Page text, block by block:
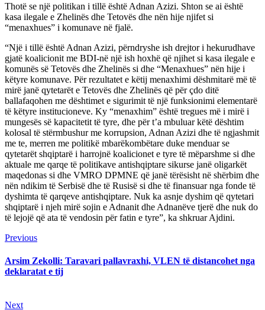
Thotë se një politikan i tillë është Adnan Azizi. Shton se ai është
kasa ilegale e Zhelinës dhe Tetovës dhe nën hije njifet si
“menaxhues” i komunave në fjalë.
“Një i tillë është Adnan Azizi, përndryshe ish drejtor i hekurudhave
gjatë koalicionit me BDI-në një ish hoxhë që njihet si kasa ilegale e
komunës së Tetovës dhe Zhelinës si dhe “Menaxhues” nën hije i
këtyre komunave. Për rezultatet e këtij menaxhimi dëshmitarë më të
mirë janë qytetarët e Tetovës dhe Zhelinës që për çdo ditë
ballafaqohen me dështimet e sigurimit të një funksionimi elementarë
të këtyre institucioneve. Ky “menaxhim” është tregues më i mirë i
mungesës së kapacitetit të tyre, dhe për t’a mbuluar këtë dështim
kolosal të stërmbushur me korrupsion, Adnan Azizi dhe të ngjashmit
me te, merren me politikë mbarëkombëtare duke menduar se
qytetarët shqiptarë i harrojnë koalicionet e tyre të mëparshme si dhe
aktuale me qarqe të politikave antishqiptare sikurse janë oligarkët
maqedonas si dhe VMRO DPMNE që janë tërësisht në shërbim dhe
nën ndikim të Serbisë dhe të Rusisë si dhe të finansuar nga fonde të
dyshimta të qarqeve antishqiptare. Nuk ka asnje dyshim që qytetari
shqiptarë i njeh mirë sojin e Adnanit dhe Adnanëve tjerë dhe nuk do
të lejojë që ata të vendosin për fatin e tyre”, ka shkruar Ajdini.
Continue
Reading
PreviousPrevious
Arsim Zekolli: Taravari pallavraxhi, VLEN të distancohet nga
deklaratat e tij
NextNext